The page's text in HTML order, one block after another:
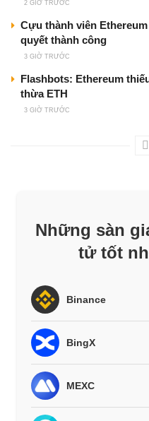
2 GIỜ TRƯỚC
Cựu thành viên
quyết thành công
3 GIỜ TRƯỚC
Flashbots: Ethereum
thừa ETH
3 GIỜ TRƯỚC
Những sàn
tử tốt
Binance
BingX
MEXC